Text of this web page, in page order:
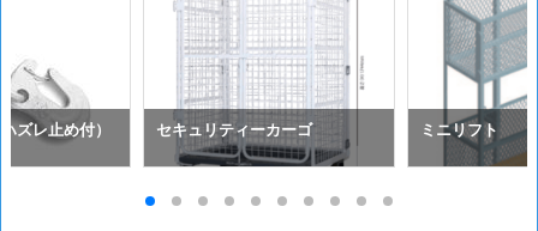
ズレ止め付） セキュリティーカーゴ ミニリフト